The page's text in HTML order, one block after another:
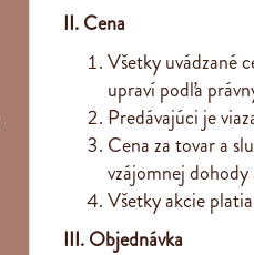
II. Cena
Všetky uvádzané
upraví podľa
Predávajúci je
Cena za tovar a
vzájomnej
Všetky akcie
III. Objednávka